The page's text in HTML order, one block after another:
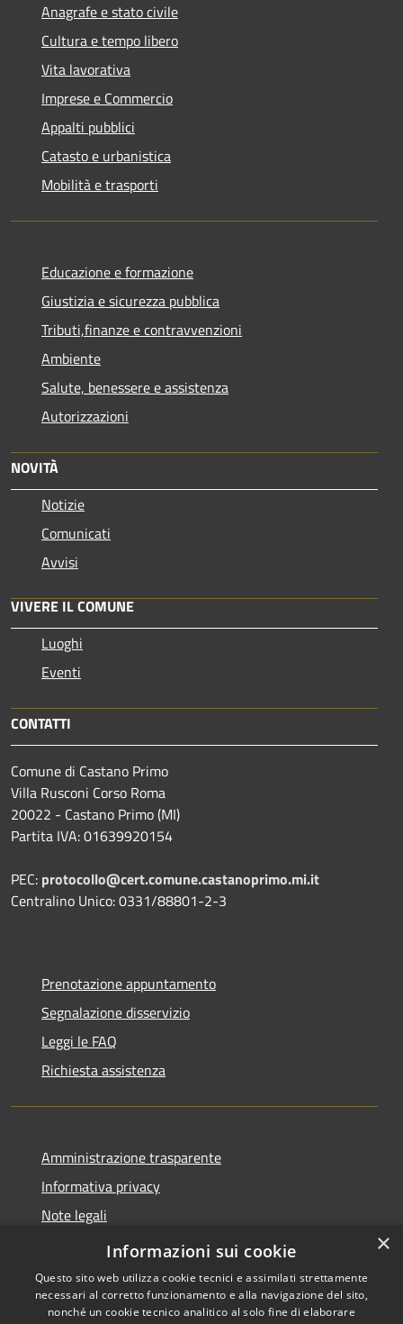
Anagrafe e stato civile
Cultura e tempo libero
Vita lavorativa
Imprese e Commercio
Appalti pubblici
Catasto e urbanistica
Mobilità e trasporti
Educazione e formazione
Giustizia e sicurezza pubblica
Tributi,finanze e contravvenzioni
Ambiente
Salute, benessere e assistenza
Autorizzazioni
NOVITÀ
Notizie
Comunicati
Avvisi
VIVERE IL COMUNE
Luoghi
Eventi
CONTATTI
Comune di Castano Primo
Villa Rusconi Corso Roma
20022 - Castano Primo (MI)
Partita IVA: 01639920154
PEC: protocollo@cert.comune.castanoprimo.mi.it
Centralino Unico: 0331/88801-2-3
Prenotazione appuntamento
Segnalazione disservizio
Leggi le FAQ
Richiesta assistenza
Amministrazione trasparente
Informativa privacy
Note legali
Dichiarazione di accessibilità
×
Informazioni sui cookie
Questo sito web utilizza cookie tecnici e assimilati strettamente
necessari al corretto funzionamento e alla navigazione del sito,
nonché un cookie tecnico analitico al solo fine di elaborare